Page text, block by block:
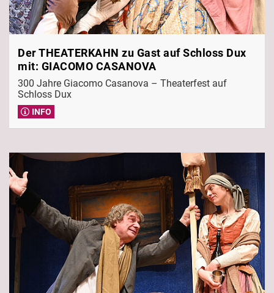
Der THEATERKAHN zu Gast auf Schloss Dux
mit: GIACOMO CASANOVA
300 Jahre Giacomo Casanova – Theaterfest auf
Schloss Dux
INFO